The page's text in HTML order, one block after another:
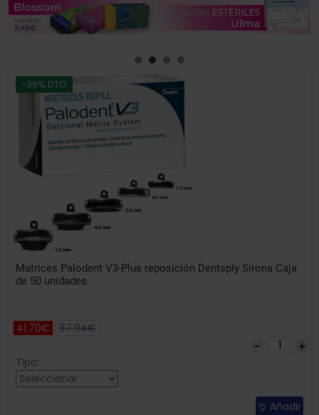
-39% DTO
Matrices Palodent V3-Plus reposición Dentsply Sirona Caja
de 50 unidades.
41.70€ 67.94€
Tipo:
Añadir